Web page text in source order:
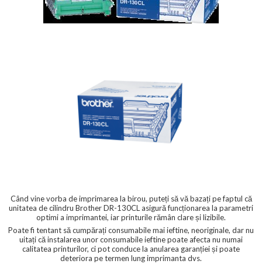
Când vine vorba de imprimarea la birou, puteți să vă bazați pe faptul că
unitatea de cilindru Brother DR-130CL asigură funcționarea la parametri
optimi a imprimantei, iar printurile rămân clare și lizibile.
Poate fi tentant să cumpărați consumabile mai ieftine, neoriginale, dar nu
uitați că instalarea unor consumabile ieftine poate afecta nu numai
calitatea printurilor, ci pot conduce la anularea garanției și poate
deteriora pe termen lung imprimanta dvs.